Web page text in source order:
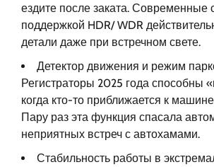
ездите после заката. Современные
поддержкой HDR/ WDR
детали даже при встречном свете.
Детектор движения и режим
Регистраторы 2025 года способны
когда кто-то приближается к
Пару раз эта функция спасала
неприятных встреч с автохамами.
Стабильность работы в